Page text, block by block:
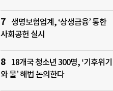
생명보험업계, ‘상생금융’ 통한
사회공헌 실시
18개국 청소년 300명, ‘기후위기
와 물’ 해법 논의한다